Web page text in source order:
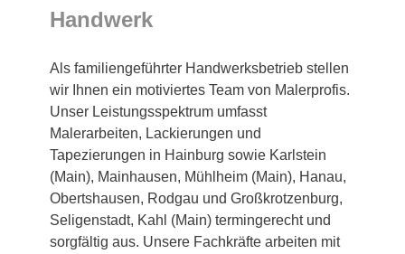
Handwerk
Als familiengeführter Handwerksbetrieb stellen
wir Ihnen ein motiviertes Team von Malerprofis.
Unser Leistungsspektrum umfasst
Malerarbeiten, Lackierungen und
Tapezierungen in Hainburg sowie Karlstein
(Main), Mainhausen, Mühlheim (Main), Hanau,
Obertshausen, Rodgau und Großkrotzenburg,
Seligenstadt, Kahl (Main) termingerecht und
sorgfältig aus. Unsere Fachkräfte arbeiten mit